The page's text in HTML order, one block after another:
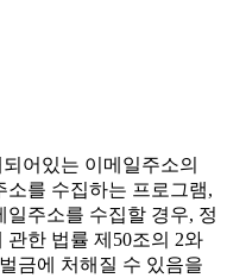
어있는 이메일주소의
소를 수집하는 프로그램,
주소를 수집할 경우, 정
관한 법률 제50조의 2와
금에 처해질 수 있음을